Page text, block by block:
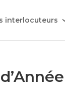
interlocuteurs